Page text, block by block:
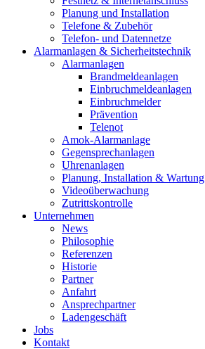
Planung und Installation
Telefone & Zubehör
Telefon- und Datennetze
Alarmanlagen & Sicherheitstechnik
Alarmanlagen
Brandmeldeanlagen
Einbruchmeldeanlagen
Einbruchmelder
Prävention
Telenot
Amok-Alarmanlage
Gegensprechanlagen
Uhrenanlagen
Planung, Installation & Wartung
Videoüberwachung
Zutrittskontrolle
Unternehmen
News
Philosophie
Referenzen
Historie
Partner
Anfahrt
Ansprechpartner
Ladengeschäft
Jobs
Kontakt